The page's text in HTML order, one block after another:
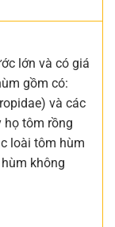
lớn và có giá
gồm có:
và các
họ tôm rồng
loài tôm hùm
không